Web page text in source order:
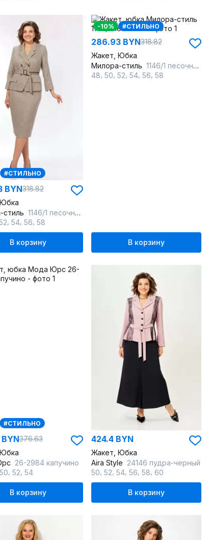
#СТИЛЬНО
BYN318.82
1146/1 песочная_елочка
54 56 58
В корзину
-10% #СТИЛЬНО
286.93 BYN318.82
Жакет, Юбка
Милора-стиль 1146/1 песочный
48 50 52 54 56 58
В корзину
#СТИЛЬНО
376.63
26-2984 капучино
50 52 54
В корзину
424.4 BYN
Жакет, Юбка
Aira Style 24146 пудра-черный
50 52 54 56 58 60
В корзину